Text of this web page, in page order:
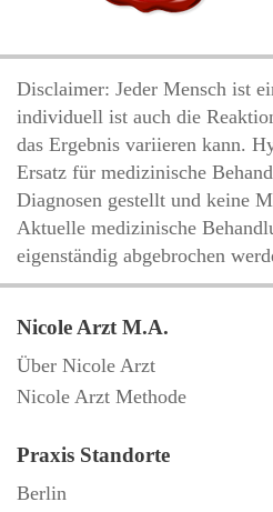
Disclaimer: Jeder Mensch ist
individuell ist auch die
das Ergebnis variieren kann.
Ersatz für medizinische
Diagnosen gestellt und keine
Aktuelle medizinische
eigenständig abgebrochen
Nicole Arzt M.A.
Über Nicole Arzt
Nicole Arzt Methode
Praxis Standorte
Berlin